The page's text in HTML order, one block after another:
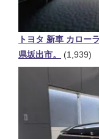
トヨタ 新車 カロー
県坂出市。
(1,939)